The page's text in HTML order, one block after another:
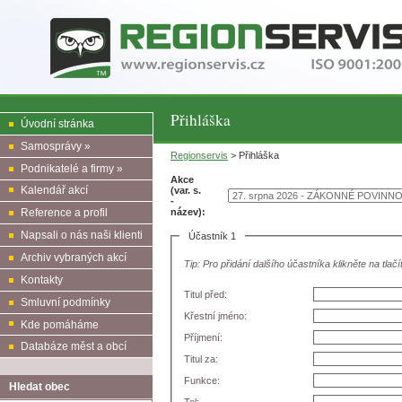
Přihláška
Úvodní stránka
Samosprávy »
Podnikatelé a firmy »
Kalendář akcí
Reference a profil
Napsali o nás naši klienti
Archiv vybraných akcí
Kontakty
Smluvní podmínky
Kde pomáháme
Databáze měst a obcí
Hledat obec
Regionservis > Přihláška
Akce
(var. s.
-
název):
Účastník 1
Tip: Pro přidání dalšího účastníka klikněte na
Titul před:
Křestní jméno:
Příjmení:
Titul za:
Funkce: